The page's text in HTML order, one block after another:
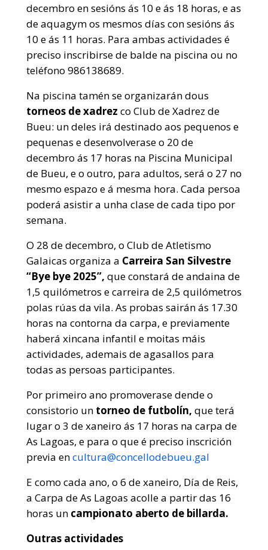
decembro en sesións ás 10 e ás 18 horas, e as
de aquagym os mesmos días con sesións ás
10 e ás 11 horas. Para ambas actividades é
preciso inscribirse de balde na piscina ou no
teléfono 986138689.
Na piscina tamén se organizarán dous
torneos de xadrez co Club de Xadrez de
Bueu: un deles irá destinado aos pequenos e
pequenas e desenvolverase o 20 de
decembro ás 17 horas na Piscina Municipal
de Bueu, e o outro, para adultos, será o 27 no
mesmo espazo e á mesma hora. Cada persoa
poderá asistir a unha clase de cada tipo por
semana.
O 28 de decembro, o Club de Atletismo
Galaicas organiza a Carreira San Silvestre
“Bye bye 2025”, que constará de andaina de
1,5 quilómetros e carreira de 2,5 quilómetros
polas rúas da vila. As probas sairán ás 17.30
horas na contorna da carpa, e previamente
haberá xincana infantil e moitas máis
actividades, ademais de agasallos para
todas as persoas participantes.
Por primeiro ano promoverase dende o
consistorio un torneo de futbolín, que terá
lugar o 3 de xaneiro ás 17 horas na carpa de
As Lagoas, e para o que é preciso inscrición
previa encultura@concellodebueu.gal
E como cada ano, o 6 de xaneiro, Día de Reis,
a Carpa de As Lagoas acolle a partir das 16
horas un campionato aberto de billarda.
Outras actividades